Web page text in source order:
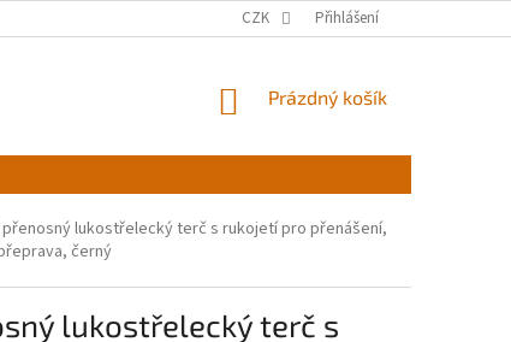
CZK Přihlášení
NÁKUPNÍ
Prázdný košík
lukostřelecký terč s rukojetí pro přenášení,
černý
lukostřelecký terč s